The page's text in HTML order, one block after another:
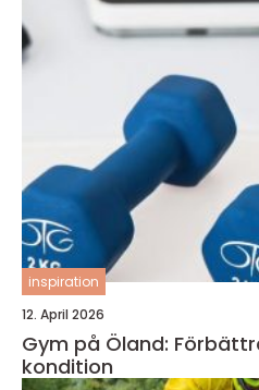
inspiration
12. April 2026
Gym på Öland:
kondition